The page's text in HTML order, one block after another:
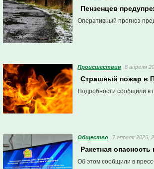
Пензенцев
Оперативный прогноз
Проиcшествия 8 апреля
Страшный пожар в
Подробности сообщили в
Общество 7 апреля 2026,
Ракетная
Об этом сообщили в